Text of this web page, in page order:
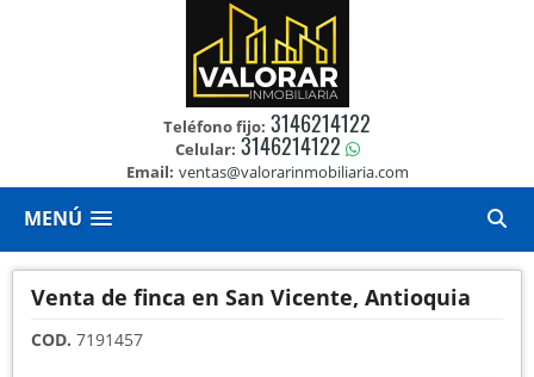
Teléfono fijo: 3146214122
Celular: 3146214122
Email: ventas@valorarinmobiliaria.com
MENÚ
Venta de finca en San Vicente, Antioquia
COD. 7191457